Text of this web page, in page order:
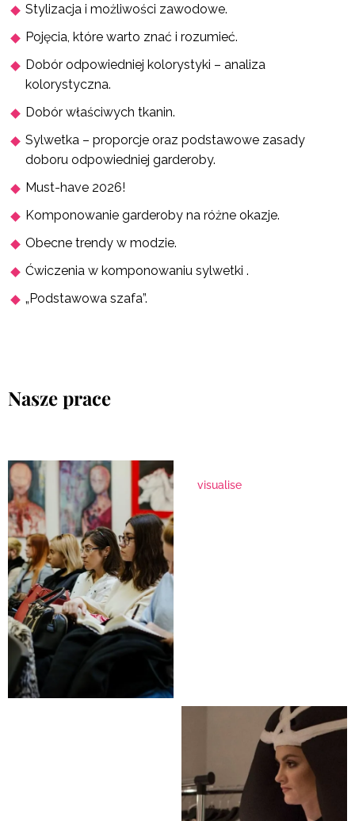
Stylizacja i możliwości zawodowe.
Pojęcia, które warto znać i rozumieć.
Dobór odpowiedniej kolorystyki – analiza
kolorystyczna.
Dobór właściwych tkanin.
Sylwetka – proporcje oraz podstawowe zasady
doboru odpowiedniej garderoby.
Must-have 2026!
Komponowanie garderoby na różne okazje.
Obecne trendy w modzie.
Ćwiczenia w komponowaniu sylwetki .
„Podstawowa szafa”.
Nasze prace
visualise